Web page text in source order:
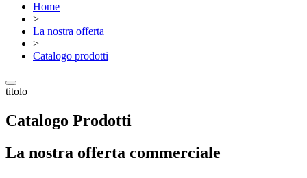
Home
>
La nostra offerta
>
Catalogo prodotti
titolo
Catalogo Prodotti
La nostra offerta commerciale